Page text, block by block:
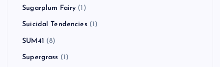
Sugarplum Fairy (1)
Suicidal Tendencies(1)
SUM41 (8)
Supergrass (1)